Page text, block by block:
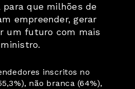
que milhões de
empreender, gerar
um futuro com mais
inscritos no
não branca (64%),